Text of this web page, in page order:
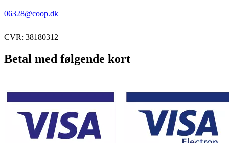
06328@coop.dk
CVR: 38180312
Betal med følgende kort